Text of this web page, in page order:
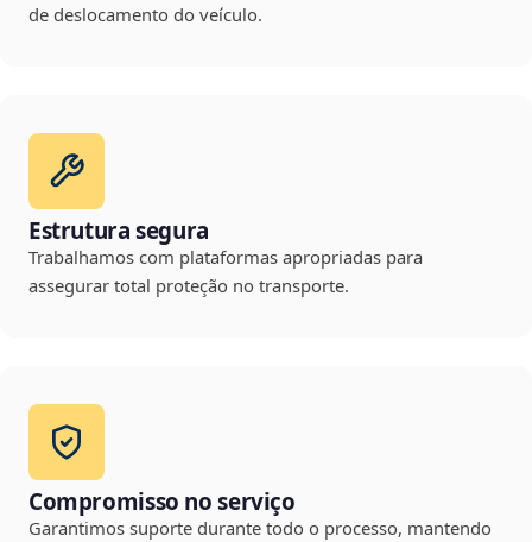
de deslocamento do veículo.
Estrutura segura
Trabalhamos com plataformas apropriadas para
assegurar total proteção no transporte.
Compromisso no serviço
Garantimos suporte durante todo o processo, mantendo